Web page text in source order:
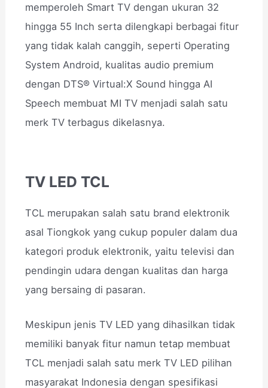
memperoleh Smart TV dengan ukuran 32
hingga 55 Inch serta dilengkapi berbagai fitur
yang tidak kalah canggih, seperti Operating
System Android, kualitas audio premium
dengan DTS® Virtual:X Sound hingga AI
Speech membuat MI TV menjadi salah satu
merk TV terbagus dikelasnya.
TV LED TCL
TCL merupakan salah satu brand elektronik
asal Tiongkok yang cukup populer dalam dua
kategori produk elektronik, yaitu televisi dan
pendingin udara dengan kualitas dan harga
yang bersaing di pasaran.
Meskipun jenis TV LED yang dihasilkan tidak
memiliki banyak fitur namun tetap membuat
TCL menjadi salah satu merk TV LED pilihan
masyarakat Indonesia dengan spesifikasi